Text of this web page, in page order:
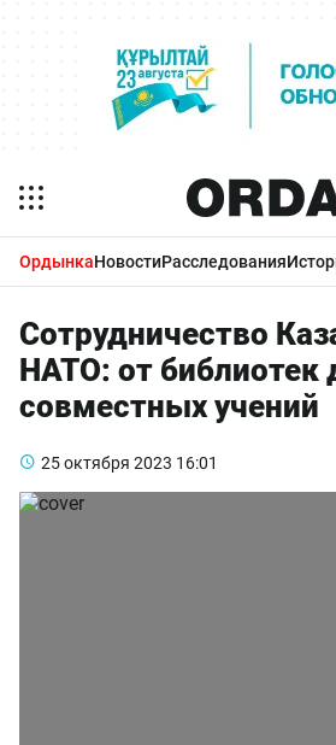
ОрдынкаНовостиРасследования
Сотрудничество
НАТО: от библиотек
совместных учений
25 октября 2023 16:01